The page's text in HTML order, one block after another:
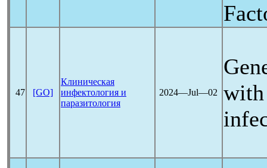
47 [GO]
Клиническая
инфектология и
паразитология
2024―Jul―02